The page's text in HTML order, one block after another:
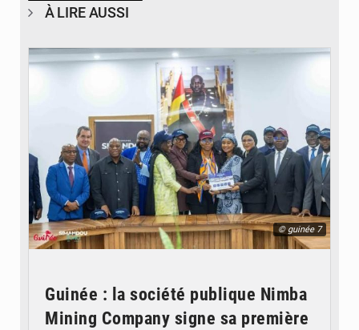
À LIRE AUSSI
© guinée 7
Guinée : la société publique Nimba
Mining Company signe sa première